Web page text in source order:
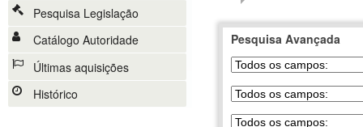
Pesquisa Legislação
Catálogo Autoridade
Últimas aquisições
Histórico
Pesquisa Avançada